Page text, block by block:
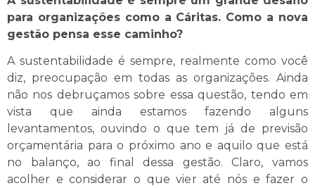
para organizações como a Cáritas. Como a nova
gestão pensa esse caminho?
A sustentabilidade é sempre, realmente como você
diz, preocupação em todas as organizações. Ainda
não nos debruçamos sobre essa questão, tendo em
vista que ainda estamos fazendo alguns
levantamentos, ouvindo o que tem já de previsão
orçamentária para o próximo ano e aquilo que está
no balanço, ao final dessa gestão. Claro, vamos
acolher e considerar o que vier até nós e fazer o